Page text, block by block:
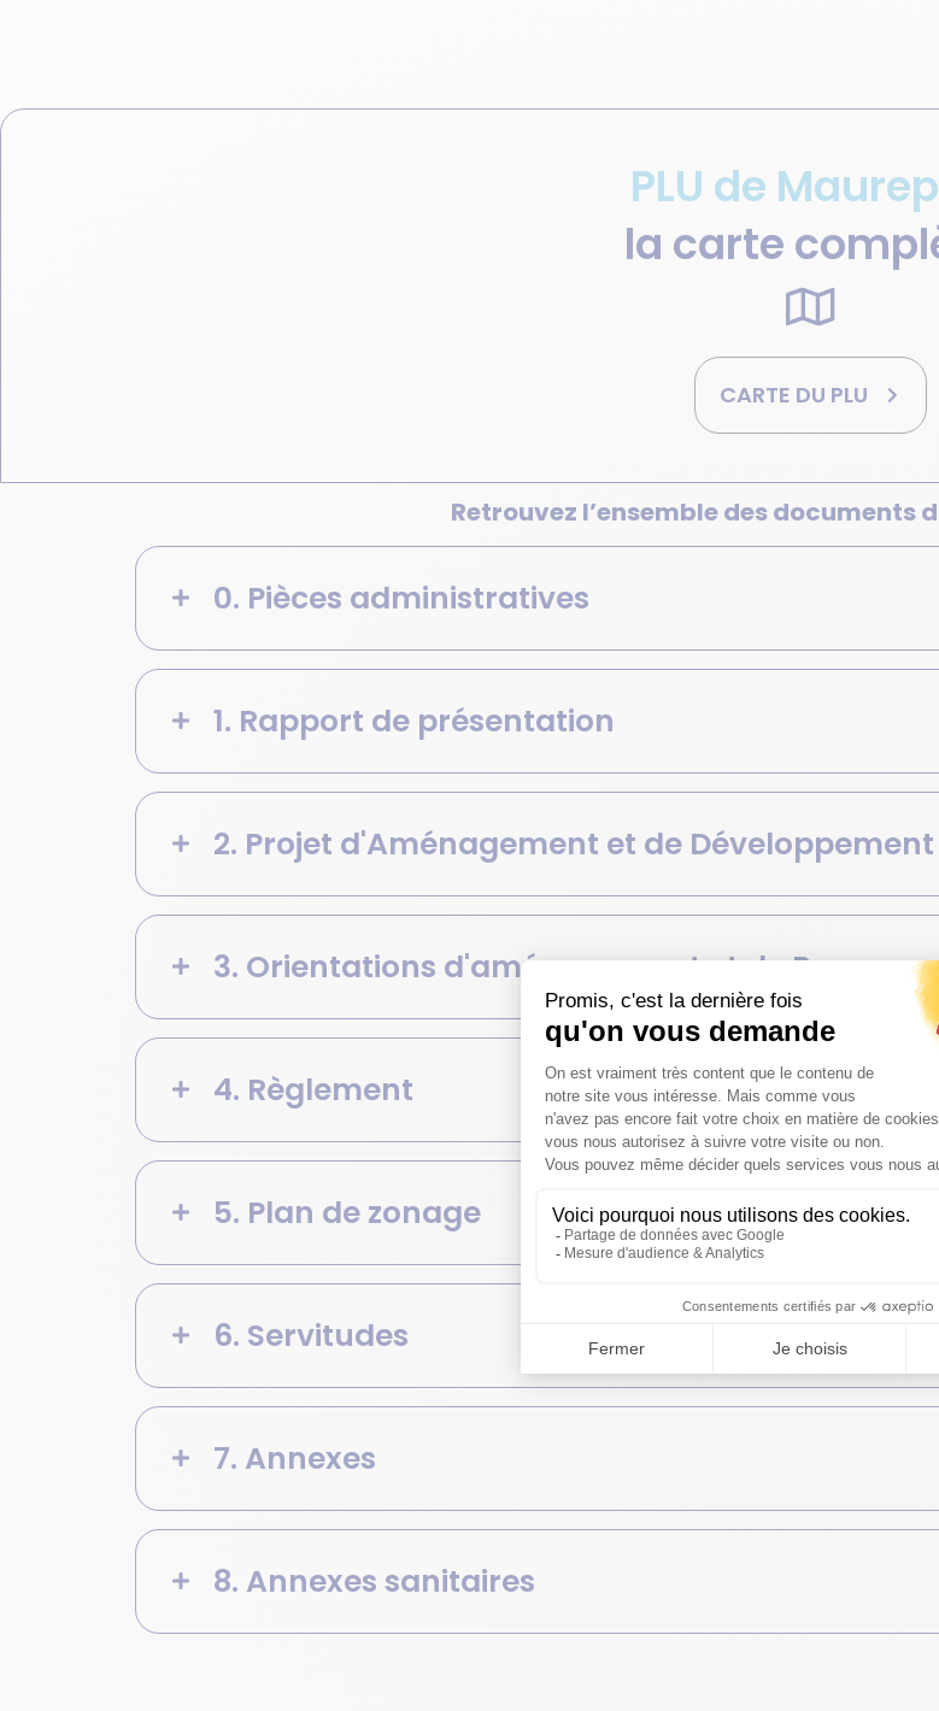
PLU de
la carte
CARTE DU PLU
Retrouvez l’ensemble des documents
0. Pièces administratives
1. Rapport de présentation
2. Projet d'Aménagement et de
3. Orientations d'aménagement et de
4. Règlement
5. Plan de zonage
6. Servitudes
7. Annexes
8. Annexes sanitaires